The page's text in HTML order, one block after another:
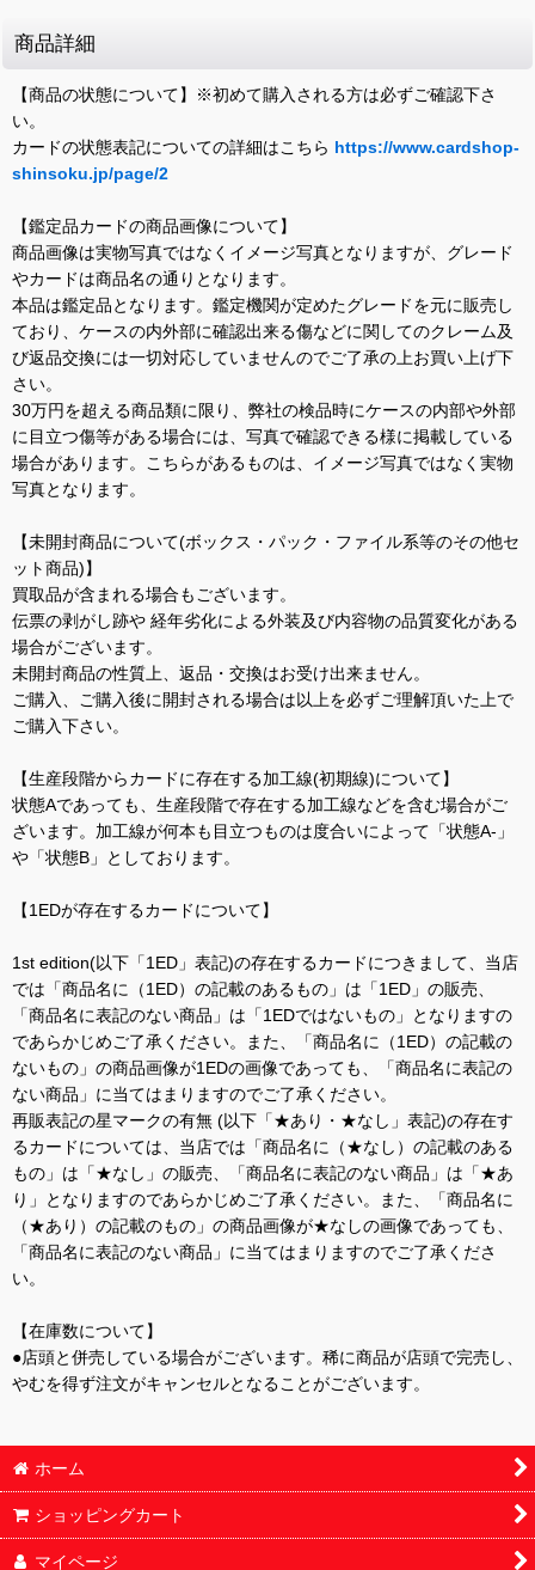
商品詳細
【商品の状態について】※初めて購入される方は必ずご確認下さ
い。
カードの状態表記についての詳細はこちら https://www.cardshop-
shinsoku.jp/page/2
【鑑定品カードの商品画像について】
商品画像は実物写真ではなくイメージ写真となりますが、グレード
やカードは商品名の通りとなります。
本品は鑑定品となります。鑑定機関が定めたグレードを元に販売し
ており、ケースの内外部に確認出来る傷などに関してのクレーム及
び返品交換には一切対応していませんのでご了承の上お買い上げ下
さい。
30万円を超える商品類に限り、弊社の検品時にケースの内部や外部
に目立つ傷等がある場合には、写真で確認できる様に掲載している
場合があります。こちらがあるものは、イメージ写真ではなく実物
写真となります。
【未開封商品について(ボックス・パック・ファイル系等のその他セ
ット商品)】
買取品が含まれる場合もございます。
伝票の剥がし跡や 経年劣化による外装及び内容物の品質変化がある
場合がございます。
未開封商品の性質上、返品・交換はお受け出来ません。
ご購入、ご購入後に開封される場合は以上を必ずご理解頂いた上で
ご購入下さい。
【生産段階からカードに存在する加工線(初期線)について】
状態Aであっても、生産段階で存在する加工線などを含む場合がご
ざいます。加工線が何本も目立つものは度合いによって「状態A-」
や「状態B」としております。
【1EDが存在するカードについて】
1st edition(以下「1ED」表記)の存在するカードにつきまして、当店
では「商品名に（1ED）の記載のあるもの」は「1ED」の販売、
「商品名に表記のない商品」は「1EDではないもの」となりますの
であらかじめご了承ください。また、「商品名に（1ED）の記載の
ないもの」の商品画像が1EDの画像であっても、「商品名に表記の
ない商品」に当てはまりますのでご了承ください。
再販表記の星マークの有無 (以下「★あり・★なし」表記)の存在す
るカードについては、当店では「商品名に（★なし）の記載のある
もの」は「★なし」の販売、「商品名に表記のない商品」は「★あ
り」となりますのであらかじめご了承ください。また、「商品名に
（★あり）の記載のもの」の商品画像が★なしの画像であっても、
「商品名に表記のない商品」に当てはまりますのでご了承くださ
い。
【在庫数について】
●店頭と併売している場合がございます。稀に商品が店頭で完売し、
やむを得ず注文がキャンセルとなることがございます。
ホーム
ショッピングカート
マイページ